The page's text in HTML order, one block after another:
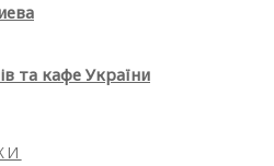
та кафе України